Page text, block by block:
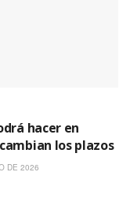
hacer en
los plazos
DE 2026